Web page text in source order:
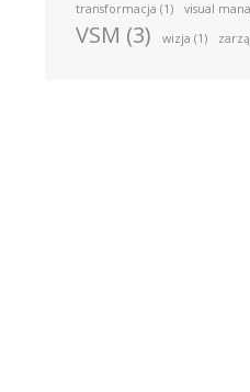
transformacja (1) visual
VSM (3) wizja (1)